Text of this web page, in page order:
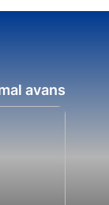
avans